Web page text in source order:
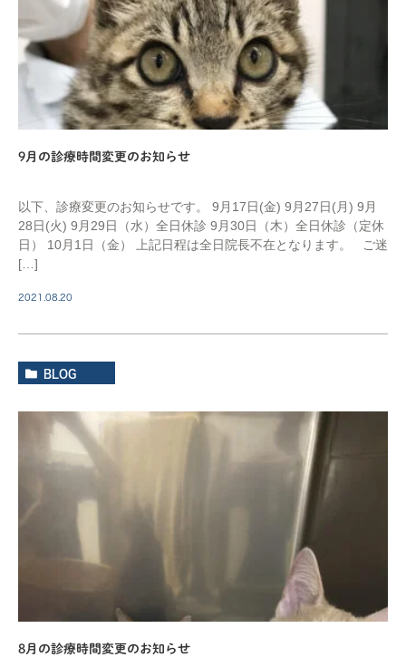
9月の診療時間変更のお知らせ
以下、診療変更のお知らせです。 9月17日(金) 9月27日(月) 9月
28日(火) 9月29日（水）全日休診 9月30日（木）全日休診（定休
日） 10月1日（金） 上記日程は全日院長不在となります。 ご迷
[…]
2021.08.20
BLOG
8月の診療時間変更のお知らせ